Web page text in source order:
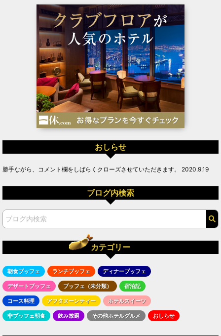
おしらせ
勝手ながら、コメント欄をしばらくクローズさせていただきます。 2020.9.19
ブログ内検索
カテゴリー
朝食ブッフェ ランチブッフェ ディナーブッフェ
デザートブッフェ ブッフェ（未分類） 宿泊記
コース料理 アフタヌーンティー ホテルスイーツ
非ブッフェ朝食 飲み放題 その他ホテルグルメ おしらせ